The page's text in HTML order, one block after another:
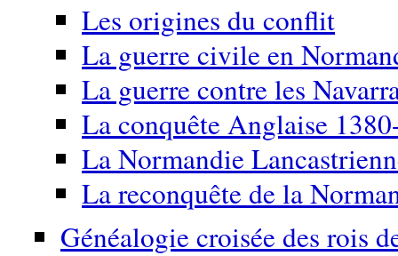
Les origines du conflit
La guerre civile en
La guerre contre les
La conquête Anglaise
La Normandie
La reconquête de la
Généalogie croisée des rois